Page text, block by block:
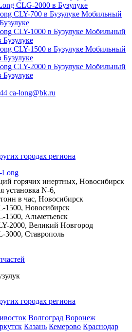
CLG-2000 в Бузулуке
Мобильный
Мобильный
Мобильный
Мобильный
ca-long@bk.ru
городах региона
Long
городах региона
Волгоград Воронеж
Казань Кемерово Краснодар